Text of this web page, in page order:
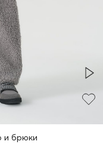
и брюки